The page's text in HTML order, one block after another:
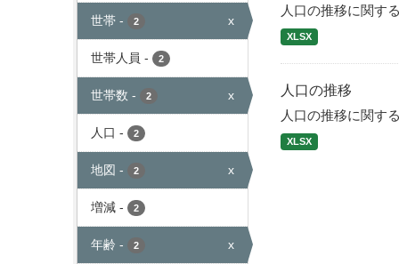
世帯 - 2 x
世帯人員 - 2
世帯数 - 2 x
人口 - 2
地図 - 2 x
増減 - 2
年齢 - 2 x
人口の推移に関す
XLSX
人口の推移
人口の推移に関す
XLSX